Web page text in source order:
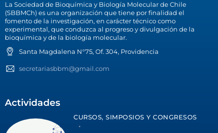
La Sociedad de Bioquímica y Biología Molecular de Chile
(SBBMCh) es una organización que tiene por finalidad el
fomento de la investigación, en carácter técnico como
experimental, que conduzca al progreso y divulgación de la
bioquímica y de la biología molecular.
Santa Magdalena N°75, Of. 304, Providencia
secretariasbbm@gmail.com
Actividades
CURSOS, SIMPOSIOS Y CONGRESOS